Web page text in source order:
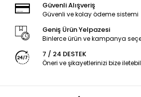
Güvenli Alışveriş
Güvenli ve kolay ödeme sistemi
Geniş Ürün Yelpazesi
Binlerce ürün ve kampanya
7 / 24 DESTEK
Öneri ve şikayetlerinizi bize